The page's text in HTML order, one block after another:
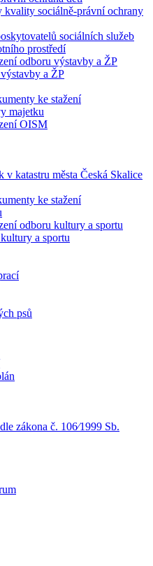
kvality sociálně-právní ochrany
sociálních služeb
prostředí
odboru výstavby a ŽP
a ŽP
ke stažení
majetku
OISM
v katastru města Česká Skalice
ke stažení
odboru kultury a sportu
a sportu
psů
zákona č. 106⁄1999 Sb.